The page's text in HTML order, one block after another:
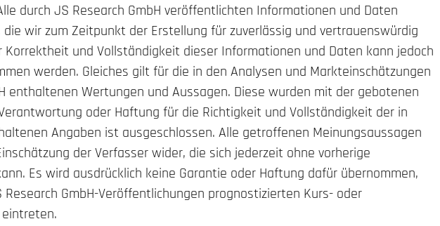
durch JS Research GmbH veröffentlichten Informationen und Daten
die wir zum Zeitpunkt der Erstellung für zuverlässig und vertrauenswürdig
Korrektheit und Vollständigkeit dieser Informationen und Daten kann jedoch
werden. Gleiches gilt für die in den Analysen und Markteinschätzungen
enthaltenen Wertungen und Aussagen. Diese wurden mit der gebotenen
oder Haftung für die Richtigkeit und Vollständigkeit der in
Angaben ist ausgeschlossen. Alle getroffenen Meinungsaussagen
der Verfasser wider, die sich jederzeit ohne vorherige
Es wird ausdrücklich keine Garantie oder Haftung dafür übernommen,
GmbH-Veröffentlichungen prognostizierten Kurs- oder